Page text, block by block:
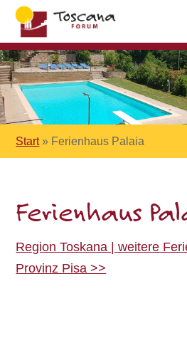
Start» Ferienhaus Palaia
Ferienhaus
Region Toskana | weitere
Provinz Pisa >>